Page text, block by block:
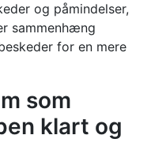
og påmindelser,
sammenhæng
for en mere
som
klart og